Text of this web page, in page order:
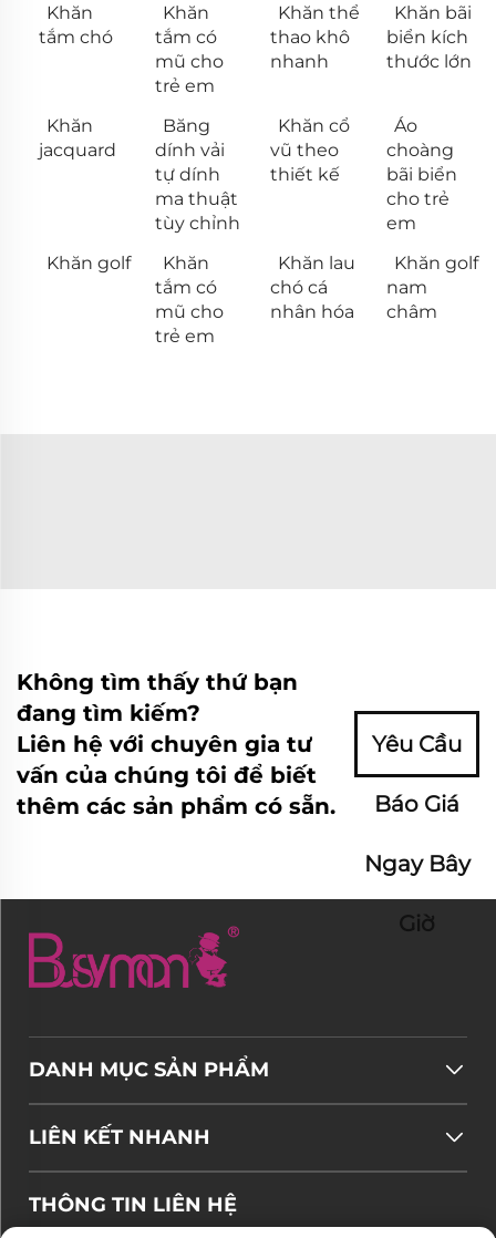
Khăn
tắm chó
Khăn
tắm có
mũ cho
trẻ em
Khăn thể
thao khô
nhanh
Khăn bãi
biển kích
thước lớn
Khăn
jacquard
Băng
dính vải
tự dính
ma thuật
tùy chỉnh
Khăn cổ
vũ theo
thiết kế
Áo
choàng
bãi biển
cho trẻ
em
Khăn golf
Khăn
tắm có
mũ cho
trẻ em
Khăn lau
chó cá
nhân hóa
Khăn golf
nam
châm
Không tìm thấy thứ bạn
đang tìm kiếm?
Liên hệ với chuyên gia tư
vấn của chúng tôi để biết
thêm các sản phẩm có sẵn.
Yêu Cầu
Báo Giá
Ngay Bây
Giờ
DANH MỤC SẢN PHẨM
LIÊN KẾT NHANH
THÔNG TIN LIÊN HỆ